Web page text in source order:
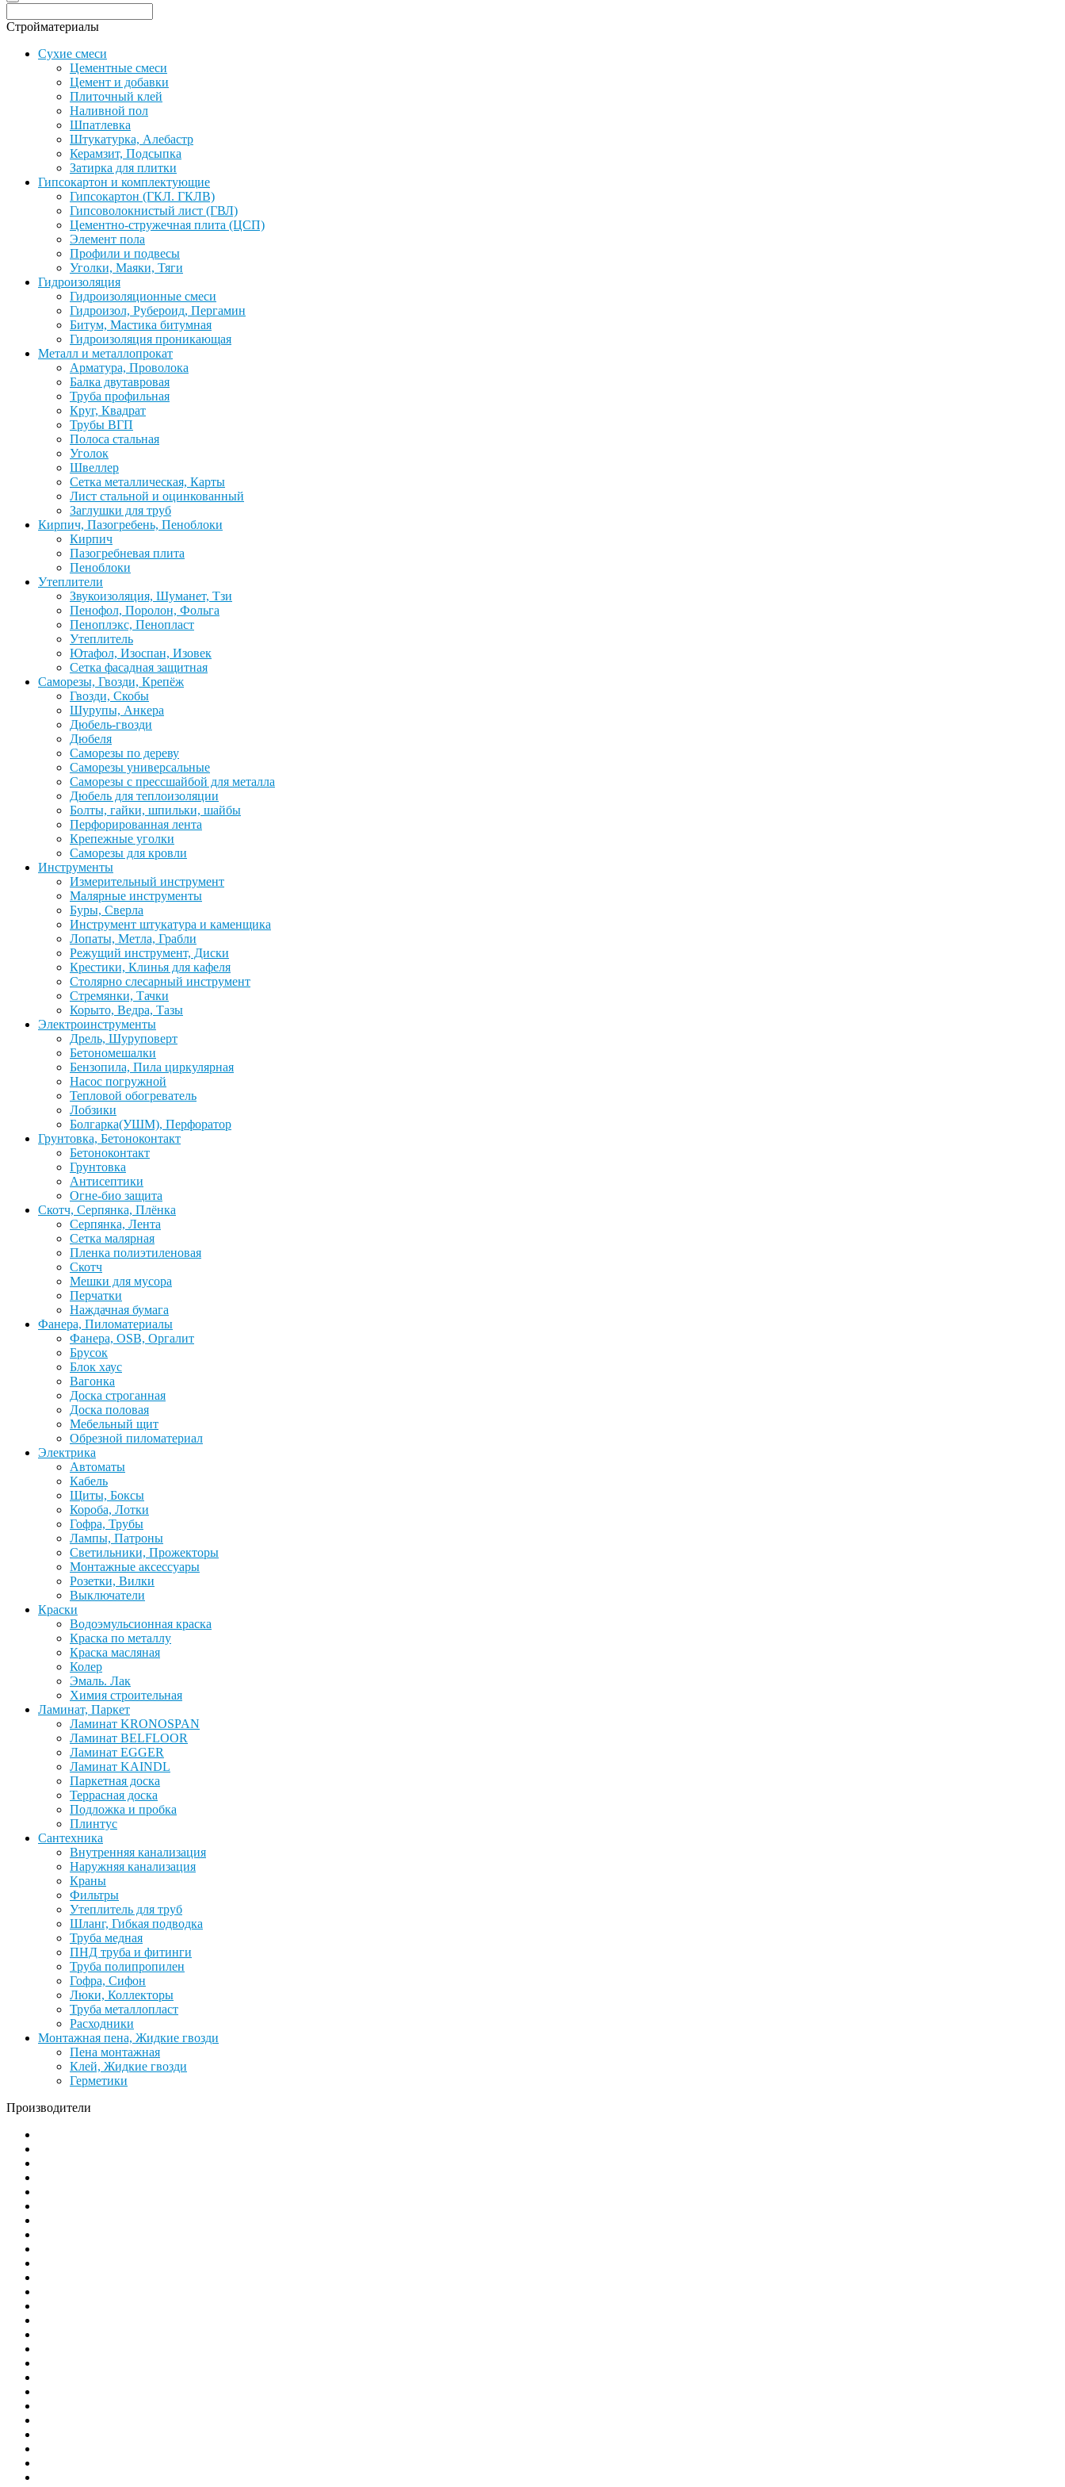
Стройматериалы
Сухие смеси
Цементные смеси
Цемент и добавки
Плиточный клей
Наливной пол
Шпатлевка
Штукатурка, Алебастр
Керамзит, Подсыпка
Затирка для плитки
Гипсокартон и комплектующие
Гипсокартон (ГКЛ. ГКЛВ)
Гипсоволокнистый лист (ГВЛ)
Цементно-стружечная плита (ЦСП)
Элемент пола
Профили и подвесы
Уголки, Маяки, Тяги
Гидроизоляция
Гидроизоляционные смеси
Гидроизол, Рубероид, Пергамин
Битум, Мастика битумная
Гидроизоляция проникающая
Металл и металлопрокат
Арматура, Проволока
Балка двутавровая
Труба профильная
Круг, Квадрат
Трубы ВГП
Полоса стальная
Уголок
Швеллер
Сетка металлическая, Карты
Лист стальной и оцинкованный
Заглушки для труб
Кирпич, Пазогребень, Пеноблоки
Кирпич
Пазогребневая плита
Пеноблоки
Утеплители
Звукоизоляция, Шуманет, Тзи
Пенофол, Поролон, Фольга
Пеноплэкс, Пенопласт
Утеплитель
Ютафол, Изоспан, Изовек
Сетка фасадная защитная
Саморезы, Гвозди, Крепёж
Гвозди, Скобы
Шурупы, Анкера
Дюбель-гвозди
Дюбеля
Саморезы по дереву
Саморезы универсальные
Саморезы с прессшайбой для металла
Дюбель для теплоизоляции
Болты, гайки, шпильки, шайбы
Перфорированная лента
Крепежные уголки
Саморезы для кровли
Инструменты
Измерительный инструмент
Малярные инструменты
Буры, Сверла
Инструмент штукатура и каменщика
Лопаты, Метла, Грабли
Режущий инструмент, Диски
Крестики, Клинья для кафеля
Столярно слесарный инструмент
Стремянки, Тачки
Корыто, Ведра, Тазы
Электроинструменты
Дрель, Шуруповерт
Бетономешалки
Бензопила, Пила циркулярная
Насос погружной
Тепловой обогреватель
Лобзики
Болгарка(УШМ), Перфоратор
Грунтовка, Бетоноконтакт
Бетоноконтакт
Грунтовка
Антисептики
Огне-био защита
Скотч, Серпянка, Плёнка
Серпянка, Лента
Сетка малярная
Пленка полиэтиленовая
Скотч
Мешки для мусора
Перчатки
Наждачная бумага
Фанера, Пиломатериалы
Фанера, OSB, Оргалит
Брусок
Блок хаус
Вагонка
Доска строганная
Доска половая
Мебельный щит
Обрезной пиломатериал
Электрика
Автоматы
Кабель
Щиты, Боксы
Короба, Лотки
Гофра, Трубы
Лампы, Патроны
Светильники, Прожекторы
Монтажные аксессуары
Розетки, Вилки
Выключатели
Краски
Водоэмульсионная краска
Краска по металлу
Краска масляная
Колер
Эмаль. Лак
Химия строительная
Ламинат, Паркет
Ламинат KRONOSPAN
Ламинат BELFLOOR
Ламинат EGGER
Ламинат KAINDL
Паркетная доска
Террасная доска
Подложка и пробка
Плинтус
Сантехника
Внутренняя канализация
Наружняя канализация
Краны
Фильтры
Утеплитель для труб
Шланг, Гибкая подводка
Труба медная
ПНД труба и фитинги
Труба полипропилен
Гофра, Сифон
Люки, Коллекторы
Труба металлопласт
Расходники
Монтажная пена, Жидкие гвозди
Пена монтажная
Клей, Жидкие гвозди
Герметики
Производители